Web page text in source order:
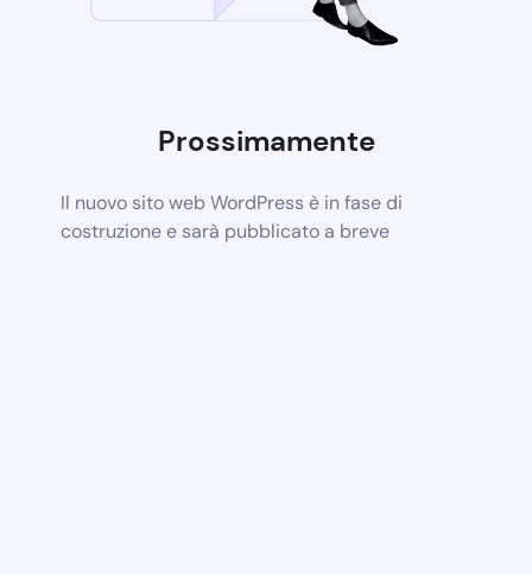
Prossimamente
Il nuovo sito web WordPress è in fase di
costruzione e sarà pubblicato a breve